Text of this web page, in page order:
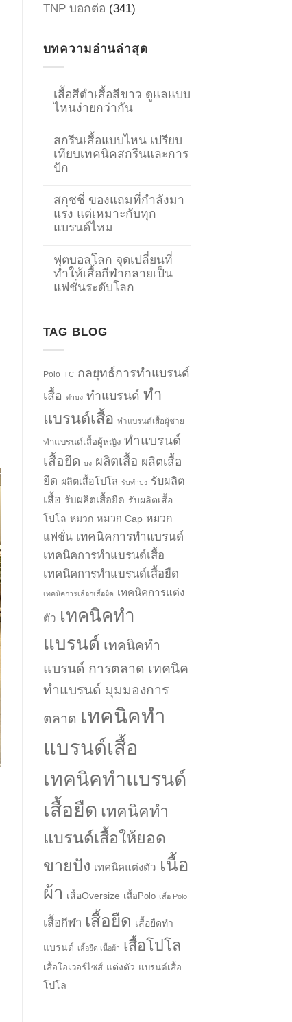
TNP บอกต่อ (341)
บทความอ่านล่าสุด
เสื้อสีดำเสื้อสีขาว ดูแลแบบ
ไหนง่ายกว่ากัน
สกรีนเสื้อแบบไหน เปรียบ
เทียบเทคนิคสกรีนและการ
ปัก
สกุชชี่ ของแถมที่กำลังมา
แรง แต่เหมาะกับทุก
แบรนด์ไหม
ฟุตบอลโลก จุดเปลี่ยนที่
ทำให้เสื้อกีฬากลายเป็น
แฟชั่นระดับโลก
TAG BLOG
Polo TC กลยุทธ์การทำแบรนด์
เสื้อ ทำบง ทำแบรนด์ ทำ
แบรนด์เสื้อ ทำแบรนด์เสื้อผู้ชาย
ทำแบรนด์เสื้อผู้หญิง ทำแบรนด์
เสื้อยืด บง ผลิตเสื้อ ผลิตเสื้อ
ยืด ผลิตเสื้อโปโล รับทำบง รับผลิต
เสื้อ รับผลิตเสื้อยืด รับผลิตเสื้อ
โปโล หมวก หมวก Cap หมวก
แฟชั่น เทคนิคการทำแบรนด์
เทคนิคการทำแบรนด์เสื้อ
เทคนิคการทำแบรนด์เสื้อยืด
เทคนิคการเลือกเสื้อยืด เทคนิคการแต่ง
ตัว เทคนิคทำ
แบรนด์ เทคนิคทำ
แบรนด์ การตลาด เทคนิค
ทำแบรนด์ มุมมองการ
ตลาด เทคนิคทำ
แบรนด์เสื้อ
เทคนิคทำแบรนด์
เสื้อยืด เทคนิคทำ
แบรนด์เสื้อให้ยอด
ขายปัง เทคนิคแต่งตัว เนื้อ
ผ้า เสื้อOversize เสื้อPolo เสื้อ Polo
เสื้อกีฬา เสื้อยืด เสื้อยืดทำ
แบรนด์ เสื้อยืด เนื้อผ้า เสื้อโปโล
เสื้อโอเวอร์ไซส์ แต่งตัว แบรนด์เสื้อ
โปโล